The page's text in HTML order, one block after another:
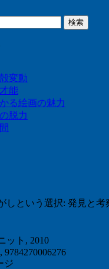
検索
変動
能
る絵画の魅力
脱力
しという選択: 発見と考
ット, 2010
9784270006276
ジ